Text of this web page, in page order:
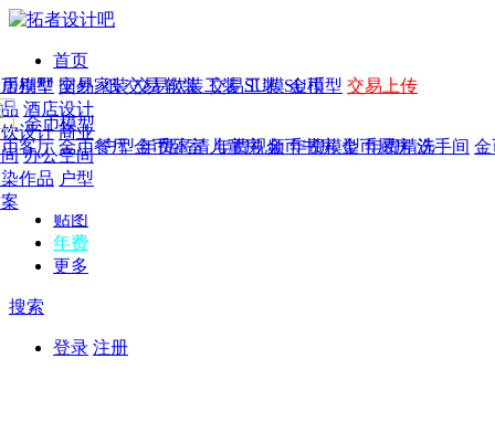
首页
发现
年费 作品 图纸 交易 软装 工装 SU模 金币
年费版块
费图纸 年费户型 年费高清 年费视频 年费模型 年费精选
作品
别墅 国外
酒店设计
设计 商业
办公空间
作品 户型
模型
模型 交易家装 交易软装 交易工装 SU模型 交易上传
金币模型
客厅 金币餐厅 金币卧室 儿童房 金币书房 金币厨房 洗手间 金
CAD
概念
贴图
年费
更多
搜索
登录 注册